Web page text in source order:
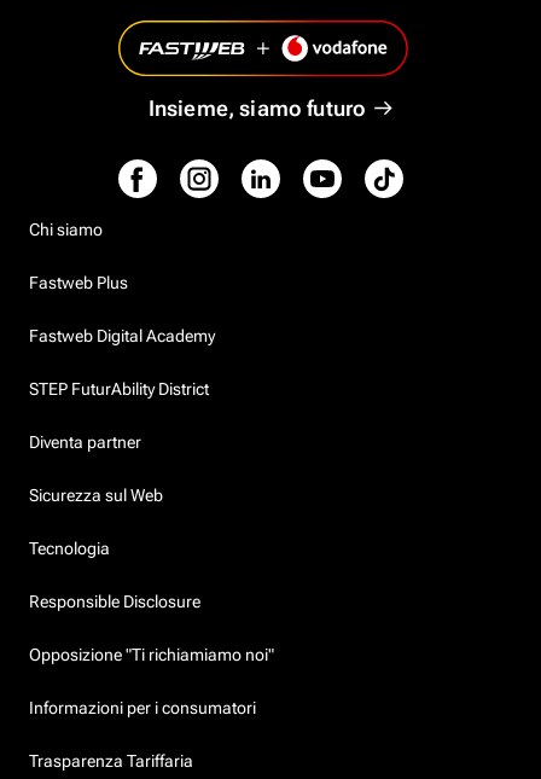
Insieme, siamo futuro
Chi siamo
Fastweb Plus
Fastweb Digital Academy
STEP FuturAbility District
Diventa partner
Sicurezza sul Web
Tecnologia
Responsible Disclosure
Opposizione "Ti richiamiamo noi"
Informazioni per i consumatori
Trasparenza Tariffaria